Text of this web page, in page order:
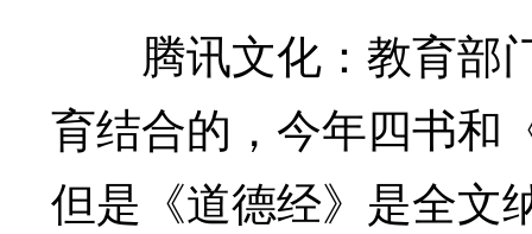
腾讯文化：教育部
育结合的，今年四书和
但是《道德经》是全文